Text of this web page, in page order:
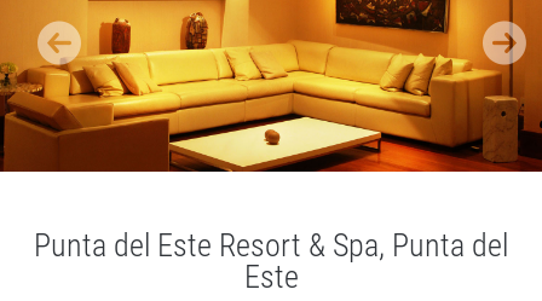
Punta del Este Resort & Spa, Punta del
Este